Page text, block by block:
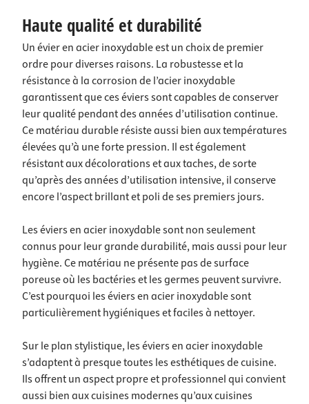
Haute qualité et durabilité
Un évier en acier inoxydable est un choix de premier
ordre pour diverses raisons. La robustesse et la
résistance à la corrosion de l’acier inoxydable
garantissent que ces éviers sont capables de conserver
leur qualité pendant des années d’utilisation continue.
Ce matériau durable résiste aussi bien aux températures
élevées qu’à une forte pression. Il est également
résistant aux décolorations et aux taches, de sorte
qu’après des années d’utilisation intensive, il conserve
encore l’aspect brillant et poli de ses premiers jours.
Les éviers en acier inoxydable sont non seulement
connus pour leur grande durabilité, mais aussi pour leur
hygiène. Ce matériau ne présente pas de surface
poreuse où les bactéries et les germes peuvent survivre.
C’est pourquoi les éviers en acier inoxydable sont
particulièrement hygiéniques et faciles à nettoyer.
Sur le plan stylistique, les éviers en acier inoxydable
s’adaptent à presque toutes les esthétiques de cuisine.
Ils offrent un aspect propre et professionnel qui convient
aussi bien aux cuisines modernes qu’aux cuisines